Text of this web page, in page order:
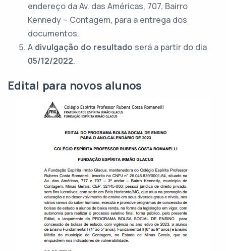
endereço da Av. das Américas, 707, Bairro
Kennedy – Contagem, para a entrega dos
documentos.
A divulgação do resultado será a partir do dia
05/12/2022.
Edital para novos alunos